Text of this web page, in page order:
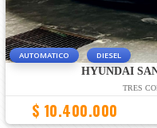
AUTOMATICO DIESEL
HYUNDAI
TRES
$ 10.400.000